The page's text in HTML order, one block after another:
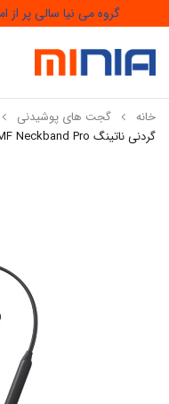
گروه می نیا سالی پر از
خانه گجت های پوشیدنی
گردنی ناتینگ Nothing CMF Neckband Pro